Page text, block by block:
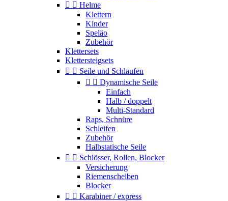
  Helme
Klettern
Kinder
Speläo
Zubehör
Klettersets
Klettersteigsets
  Seile und Schlaufen
  Dynamische Seile
Einfach
Halb / doppelt
Multi-Standard
Raps, Schnüre
Schleifen
Zubehör
Halbstatische Seile
  Schlösser, Rollen, Blocker
Versicherung
Riemenscheiben
Blocker
  Karabiner / express